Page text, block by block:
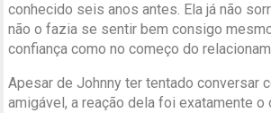
conhecido seis anos antes. Ela já não
não o fazia se sentir bem consigo
confiança como no começo do
Apesar de Johnny ter tentado conversar
amigável, a reação dela foi exatamente o